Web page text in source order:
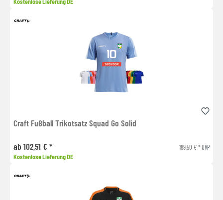
Craft Fußball Trikotsatz Squad Go Solid
ab 102,51 € * 189,50 € *UVP
Kostenlose Lieferung DE